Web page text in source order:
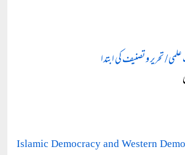
Islamic Democracy and Western